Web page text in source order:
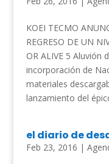
KOEI TECMO
REGRESO DE UN
OR ALIVE 5 Aluvión
incorporación de
materiales
lanzamiento del
el diario de
Feb 23, 2016 |